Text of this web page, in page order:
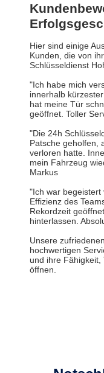
Hier sind einige
Kunden, die von
Schlüsseldienst
"Ich habe mich
innerhalb
hat meine Tür
geöffnet. Toller
"Die 24h
Patsche geholfen,
verloren hatte.
mein Fahrzeug
Markus
"Ich war begeistert
Effizienz des
Rekordzeit
hinterlassen.
Unsere
hochwertigen
und ihre
öffnen.